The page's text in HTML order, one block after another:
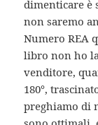
dimenticare è
non saremo
Numero REA
libro non ho
venditore,
180°,
preghiamo di